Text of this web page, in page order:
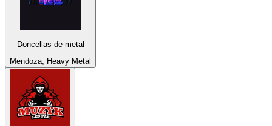
Doncellas de metal
Mendoza, Heavy Metal